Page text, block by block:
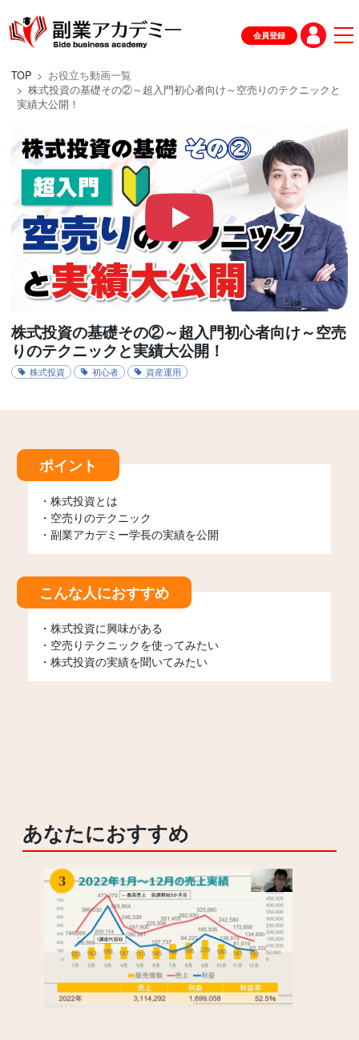
会員登録
TOP
お役立ち動画一覧
株式投資の基礎その②～超入門初心者向け～空売りのテクニックと
実績大公開！
株式投資の基礎その②～超入門初心者向け～空売
りのテクニックと実績大公開！
株式投資 初心者 資産運用
ポイント
・株式投資とは
・空売りのテクニック
・副業アカデミー学長の実績を公開
こんな人におすすめ
・株式投資に興味がある
・空売りテクニックを使ってみたい
・株式投資の実績を聞いてみたい
あなたにおすすめ